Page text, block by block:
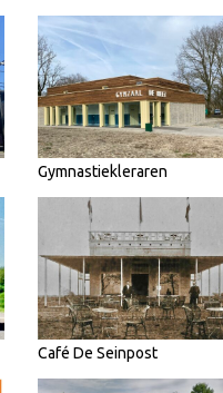
Gymnastiekleraren
Café De Seinpost